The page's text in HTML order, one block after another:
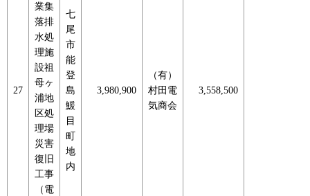
27
業集
落排
水処
理施
設祖
母ヶ
浦地
区処
理場
災害
復旧
工事
（電
七
尾
市
能
登
島
鰀
目
町
地
内
3,980,900
（有）
村田電
気商会
3,558,500